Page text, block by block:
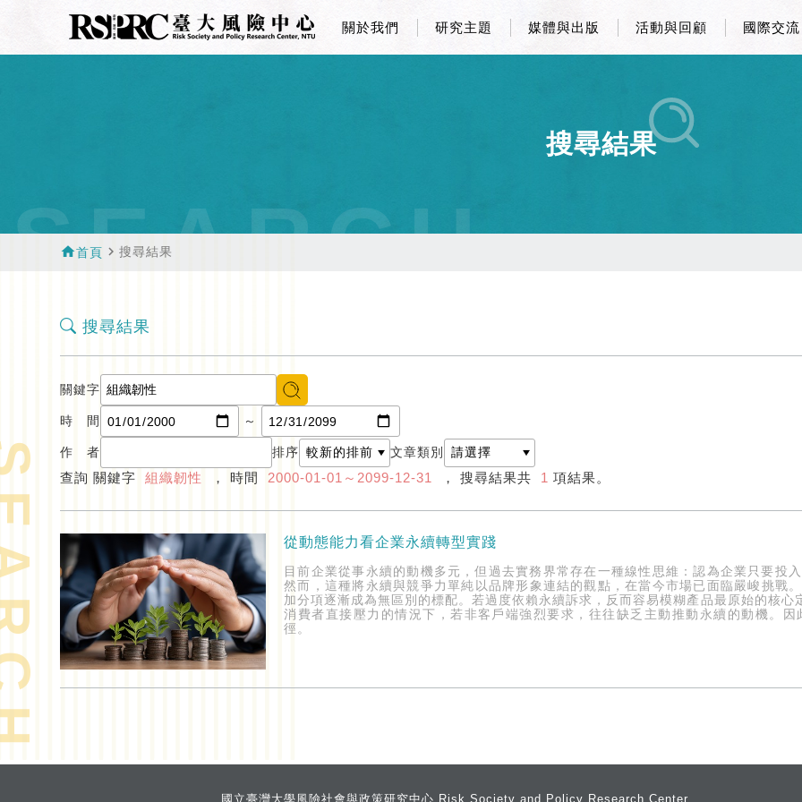
關於我們 研究主題 媒體與出版 活動與回顧 國際交流
搜尋結果
SEARCH
home首頁 navigate_next搜尋結果
搜尋結果
關鍵字
時 間 ～
作 者 排序 文章類別
查詢 關鍵字組織韌性 ， 時間 2000-01-01～2099-12-31 ， 搜尋結果共 1 項結果。
從動態能力看企業永續轉型實踐
目前企業從事永續的動機多元，但過去實務界常存在一種線性思維：認為企業只要投
然而，這種將永續與競爭力單純以品牌形象連結的觀點，在當今市場已面臨嚴峻挑戰
加分項逐漸成為無區別的標配。若過度依賴永續訴求，反而容易模糊產品最原始的核
消費者直接壓力的情況下，若非客戶端強烈要求，往往缺乏主動推動永續的動機。
徑。
國立臺灣大學風險社會與政策研究中心 Risk Society and Policy Research Center,